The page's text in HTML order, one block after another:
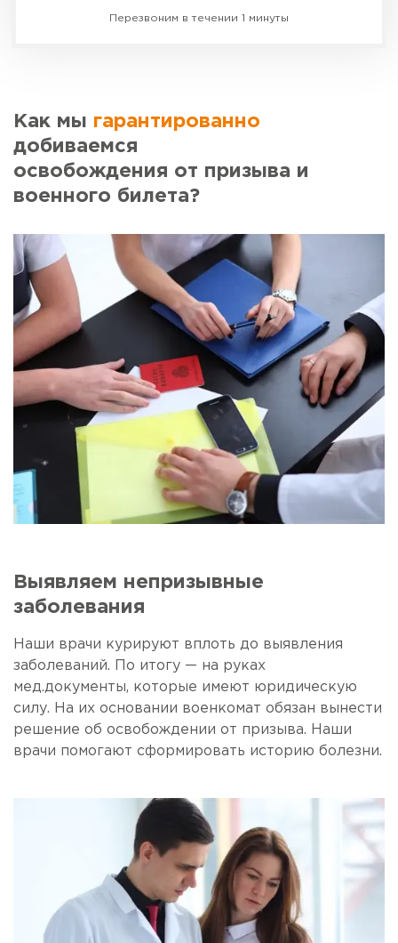
Перезвоним в течении 1 минуты
Как мы гарантированно
добиваемся
освобождения от призыва и
военного билета?
Выявляем непризывные
заболевания
Наши врачи курируют вплоть до выявления
заболеваний. По итогу — на руках
мед.документы, которые имеют юридическую
силу. На их основании военкомат обязан вынести
решение об освобождении от призыва. Наши
врачи помогают сформировать историю болезни.